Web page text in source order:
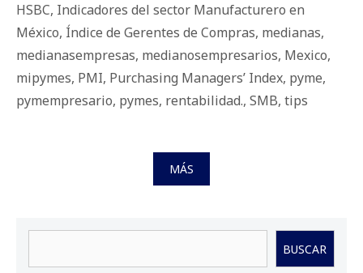
HSBC, Indicadores del sector Manufacturero en
México, Índice de Gerentes de Compras, medianas,
medianasempresas, medianosempresarios, Mexico,
mipymes, PMI, Purchasing Managers’ Index, pyme,
pymempresario, pymes, rentabilidad., SMB, tips
MÁS
BUSCAR